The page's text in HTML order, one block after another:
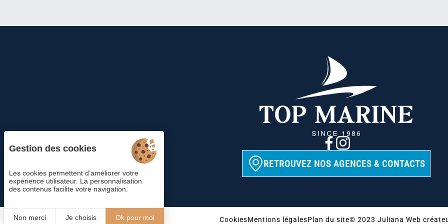
RETROUVEZ NOS AGENCES & CONTACTS
CookiesMentions légalesPlan du site© 2023 Juliana Web
Gestion des cookies
Les cookies permettent d’améliorer votre
expérience utilisateur. La personnalisation
des contenus facilite votre navigation.
Non merci Je choisis Ok pour moi